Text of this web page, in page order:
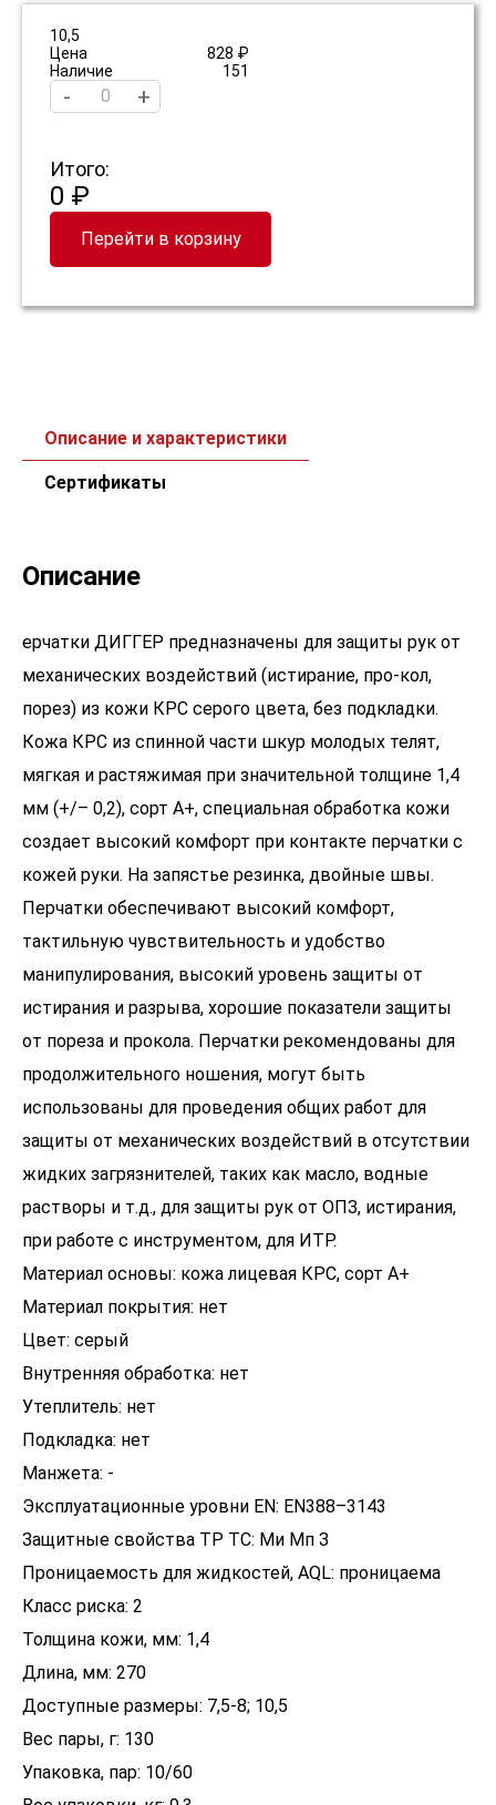
10,5
Цена
828 ₽
Наличие
151
- +
Итого:
0 ₽
Перейти в корзину
Описание и характеристики
Сертификаты
Описание
ерчатки ДИГГЕР предназначены для защиты рук от
механических воздействий (истирание, про-кол,
порез) из кожи КРС серого цвета, без подкладки.
Кожа КРС из спинной части шкур молодых телят,
мягкая и растяжимая при значительной толщине 1,4
мм (+/– 0,2), сорт А+, специальная обработка кожи
создает высокий комфорт при контакте перчатки с
кожей руки. На запястье резинка, двойные швы.
Перчатки обеспечивают высокий комфорт,
тактильную чувствительность и удобство
манипулирования, высокий уровень защиты от
истирания и разрыва, хорошие показатели защиты
от пореза и прокола. Перчатки рекомендованы для
продолжительного ношения, могут быть
использованы для проведения общих работ для
защиты от механических воздействий в отсутствии
жидких загрязнителей, таких как масло, водные
растворы и т.д., для защиты рук от ОПЗ, истирания,
при работе с инструментом, для ИТР.
Материал основы: кожа лицевая КРС, сорт А+
Материал покрытия: нет
Цвет: серый
Внутренняя обработка: нет
Утеплитель: нет
Подкладка: нет
Манжета: -
Эксплуатационные уровни EN: EN388–3143
Защитные свойства ТР ТС: Ми Мп З
Проницаемость для жидкостей, AQL: проницаема
Класс риска: 2
Толщина кожи, мм: 1,4
Длина, мм: 270
Доступные размеры: 7,5-8; 10,5
Вес пары, г: 130
Упаковка, пар: 10/60